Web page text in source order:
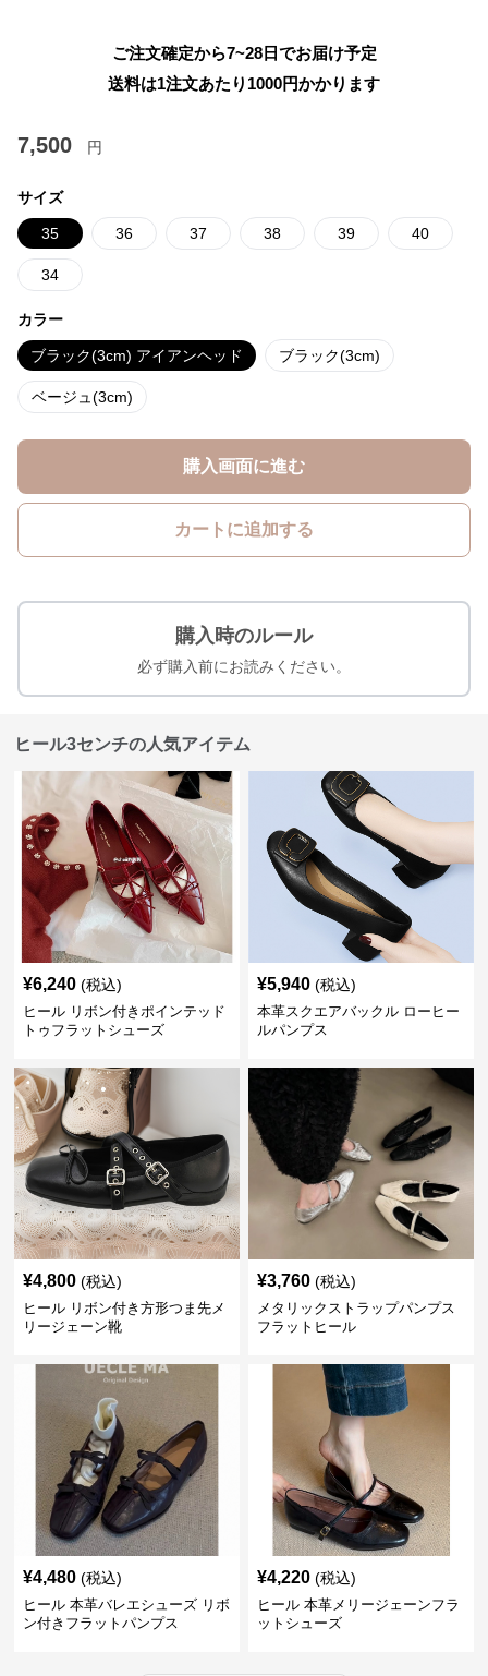
ご注文確定から7~28日でお届け予定
送料は1注文あたり 1000円かかります
7,500 円
サイズ
35 36 37 38 39 40
34
カラー
ブラック(3cm) アイアンヘッド ブラック(3cm)
ベージュ(3cm)
購入画面に進む
カートに追加する
購入時のルール
必ず購入前にお読みください。
ヒール3センチの人気アイテム
¥6,240 (税込)
ヒール リボン付きポインテッド
トゥフラットシューズ
¥5,940 (税込)
本革スクエアバックル ローヒー
ルパンプス
¥4,800 (税込)
ヒール リボン付き方形つま先メ
リージェーン靴
¥3,760 (税込)
メタリックストラップパンプス
フラットヒール
¥4,480 (税込)
ヒール 本革バレエシューズ リボ
ン付きフラットパンプス
¥4,220 (税込)
ヒール 本革メリージェーンフラ
ットシューズ